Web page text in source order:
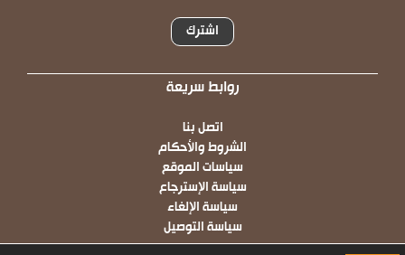
اشترك
روابط سريعة
اتصل بنا
الشروط والأحكام
سياسات الموقع
سياسة الإسترجاع
سياسة الإلغاء
سياسة التوصيل